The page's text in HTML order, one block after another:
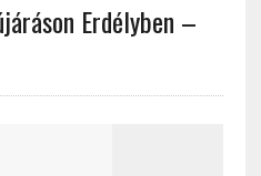
Erdélyben –